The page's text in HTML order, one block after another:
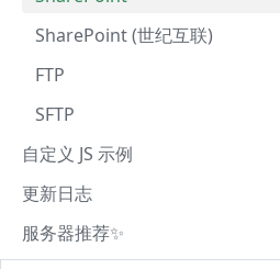
SharePoint (世纪互联)
FTP
SFTP
自定义 JS 示例
更新日志
服务器推荐✨